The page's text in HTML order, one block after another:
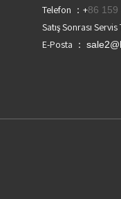
Telefon ：+86 159
Satış Sonrası
E-Posta ：